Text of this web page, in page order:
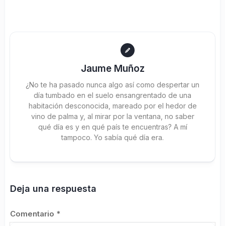
Jaume Muñoz
¿No te ha pasado nunca algo así como despertar un
día tumbado en el suelo ensangrentado de una
habitación desconocida, mareado por el hedor de
vino de palma y, al mirar por la ventana, no saber
qué día es y en qué país te encuentras? A mí
tampoco. Yo sabía qué día era.
Deja una respuesta
Comentario *